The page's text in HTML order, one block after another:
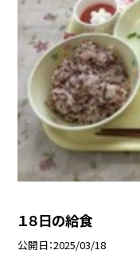
１８日の給食
公開日 2025/03/18